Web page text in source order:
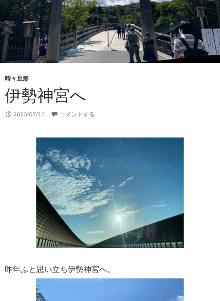
時々旦那
伊勢神宮へ
2023/07/13 コメントする
昨年ふと思い立ち伊勢神宮へ。